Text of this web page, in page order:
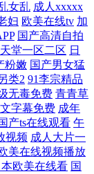
女乱 成人xxxxx
妇 欧美在线tv 加
国产高清自拍
堂一区二区 日
粉嫩 国产男女猛
类2 91李宗精品
无毒免费 青青草
字幕免费 成年
产ts在线观看 午
视频 成人大片一
美在线视频播放
本欧美在线看 国